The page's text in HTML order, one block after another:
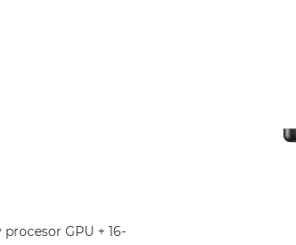
GPU + 16-